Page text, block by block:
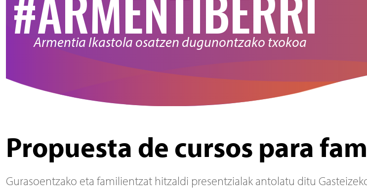
Armentia Ikastola osatzen dugunontzako txokoa
Propuesta de cursos para
Gurasoentzako eta familientzat hitzaldi presentzialak antolatu ditu